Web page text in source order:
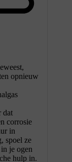
opnieuw
dat
corrosie
in
spoel ze
je ogen
hulp in.